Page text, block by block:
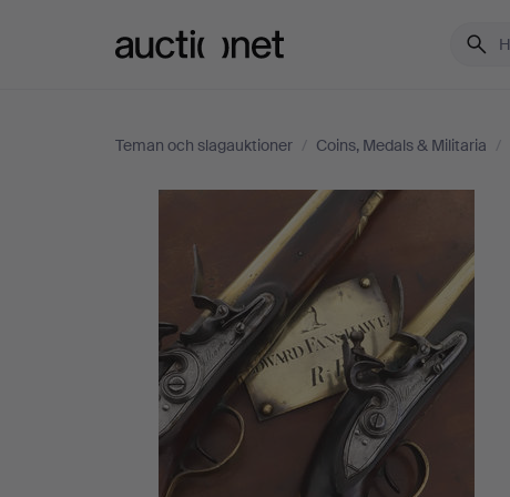
Teman och slagauktioner / Coins, Medals & Militaria /
Coins,
Medals
Militaria
Böcker,